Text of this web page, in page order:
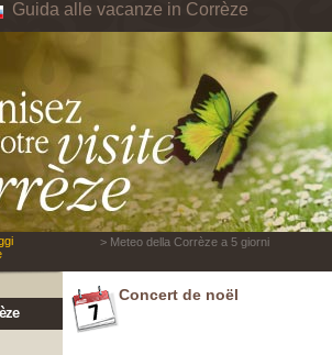
Guida alle vacanze in Corrèze
> Meteo della Corrèze a 5 giorni
Concert de noël